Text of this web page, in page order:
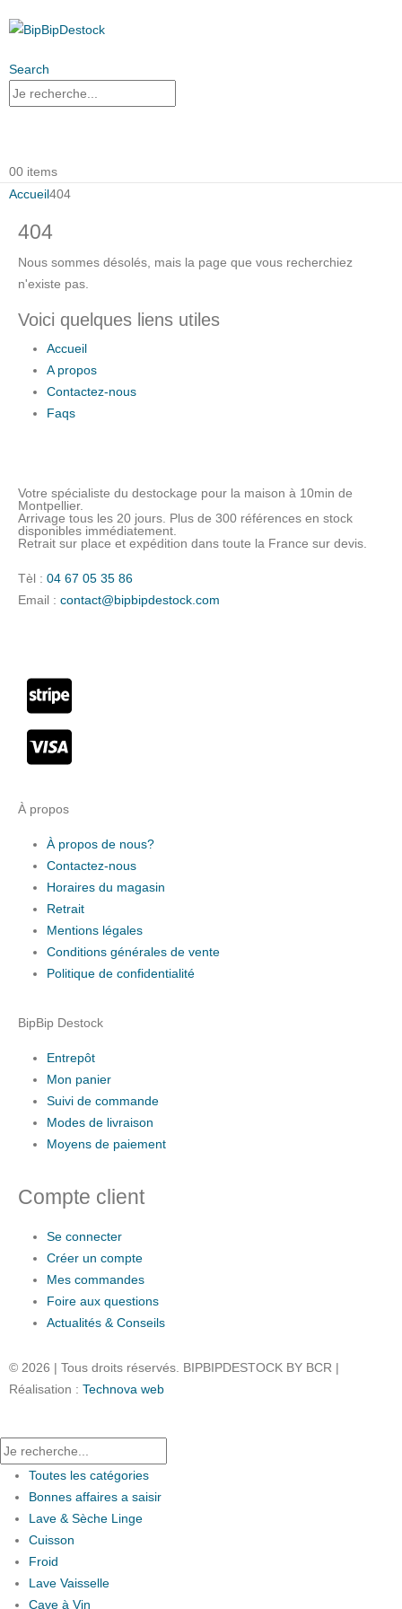
Search
00 items
Accueil404
404
Nous sommes désolés, mais la page que vous recherchiez
n'existe pas.
Voici quelques liens utiles
Accueil
A propos
Contactez-nous
Faqs
Votre spécialiste du destockage pour la maison à 10min de
Montpellier.
Arrivage tous les 20 jours. Plus de 300 références en stock
disponibles immédiatement.
Retrait sur place et expédition dans toute la France sur devis.
Tèl : 04 67 05 35 86
Email : contact@bipbipdestock.com
À propos
À propos de nous?
Contactez-nous
Horaires du magasin
Retrait
Mentions légales
Conditions générales de vente
Politique de confidentialité
BipBip Destock
Entrepôt
Mon panier
Suivi de commande
Modes de livraison
Moyens de paiement
Compte client
Se connecter
Créer un compte
Mes commandes
Foire aux questions
Actualités & Conseils
© 2026 | Tous droits réservés. BIPBIPDESTOCK BY BCR |
Réalisation : Technova web
Toutes les catégories
Bonnes affaires a saisir
Lave & Sèche Linge
Cuisson
Froid
Lave Vaisselle
Cave à Vin